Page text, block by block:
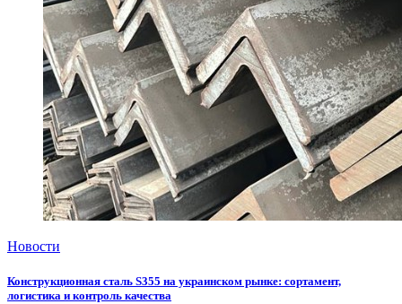
Новости
Конструкционная сталь S355 на украинском рынке: сортамент,
логистика и контроль качества